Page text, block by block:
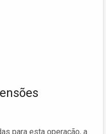
para esta operação, a